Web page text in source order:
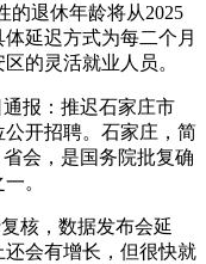
的退休年龄将从2025
延迟方式为每二个月
的灵活就业人员。
通报：推迟石家庄市
公开招聘。石家庄，简
会，是国务院批复确
。
核，数据发布会延
会有增长，但很快就